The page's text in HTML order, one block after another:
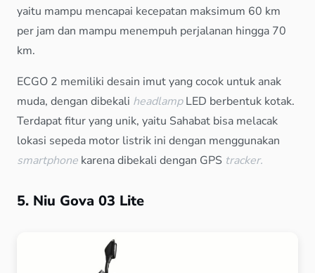
yaitu mampu mencapai kecepatan maksimum 60 km
per jam dan mampu menempuh perjalanan hingga 70
km.
ECGO 2 memiliki desain imut yang cocok untuk anak
muda, dengan dibekali headlampLED berbentuk kotak.
Terdapat fitur yang unik, yaitu Sahabat bisa melacak
lokasi sepeda motor listrik ini dengan menggunakan
smartphone karena dibekali dengan GPS tracker.
5. Niu Gova 03 Lite